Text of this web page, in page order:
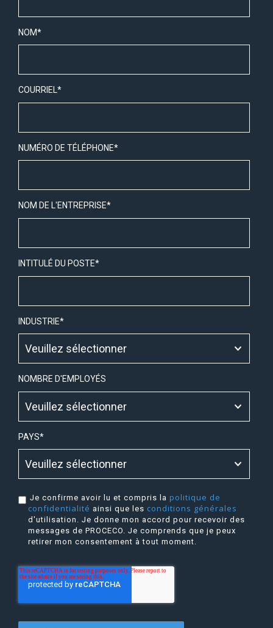
NOM*
COURRIEL*
NUMÉRO DE TÉLÉPHONE*
NOM DE L'ENTREPRISE*
INTITULÉ DU POSTE*
INDUSTRIE*
NOMBRE D'EMPLOYÉS
PAYS*
Je confirme avoir lu et compris la politique de
confidentialité ainsi que les conditions générales
d'utilisation. Je donne mon accord pour recevoir des
messages de PROCECO. Je comprends que je peux
retirer mon consentement à tout moment.